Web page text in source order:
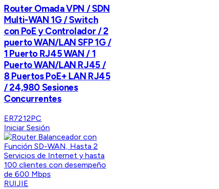
Router Omada VPN / SDN
Multi-WAN 1G / Switch
con PoE y Controlador / 2
puerto WAN/LAN SFP 1G /
1 Puerto RJ45 WAN / 1
Puerto WAN/LAN RJ45 /
8 Puertos PoE+ LAN RJ45
/ 24,980 Sesiones
Concurrentes
ER7212PC
Iniciar Sesión
RUIJIE